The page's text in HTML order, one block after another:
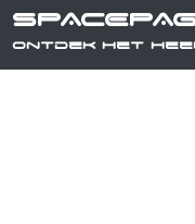
Ontdek het